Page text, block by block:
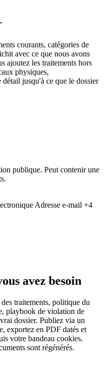
courants, catégories de
avec ce que nous avons
ajoutez les traitements hors
physiques,
jusqu'à ce que le dossier
publique. Peut contenir une
Adresse e-mail +4
avez besoin
traitements, politique du
playbook de violation de
dossier. Publiez via un
exportez en PDF datés et
votre bandeau cookies.
sont régénérés.